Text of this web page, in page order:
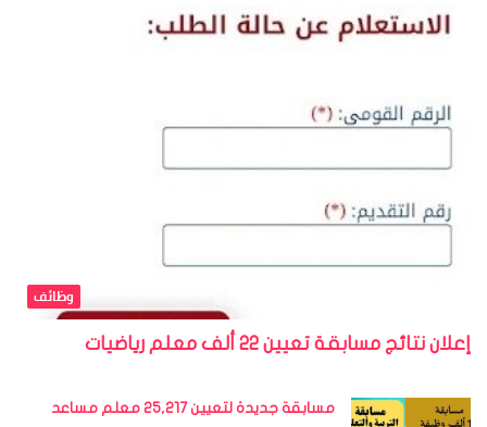
وظائف
إعلان نتائج مسابقة تعيين 22 ألف معلم رياضيات
مسابقة جديدة لتعيين 25,217 معلم مساعد